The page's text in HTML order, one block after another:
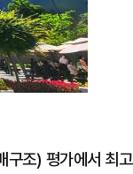
구조) 평가에서 최고